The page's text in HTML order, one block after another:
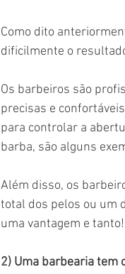
Como dito
dificilmente o
Os barbeiros são
precisas e
para controlar a
barba, são alguns
Além disso, os
total dos pelos ou um
uma vantagem e tanto!
2) Uma barbearia tem